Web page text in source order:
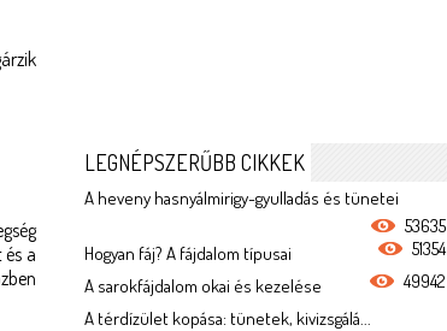
a
LEGNÉPSZERŰBB CIKKEK
A heveny hasnyálmirigy-gyulladás és tünetei
53635
Hogyan fáj? A fájdalom típusai
51354
A sarokfájdalom okai és kezelése
49942
A térdízület kopása: tünetek, kivizsgálá...